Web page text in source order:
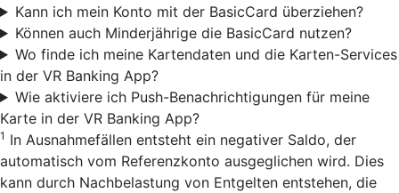
Kann ich mein Konto mit der BasicCard überziehen?
Können auch Minderjährige die BasicCard nutzen?
Wo finde ich meine Kartendaten und die Karten-Services
in der VR Banking App?
Wie aktiviere ich Push-Benachrichtigungen für meine
Karte in der VR Banking App?
1 In Ausnahmefällen entsteht ein negativer Saldo, der
automatisch vom Referenzkonto ausgeglichen wird. Dies
kann durch Nachbelastung von Entgelten entstehen, die